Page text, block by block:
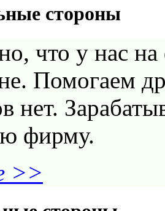
стороны
что у нас
Помогаем
нет.
фирму.
>>